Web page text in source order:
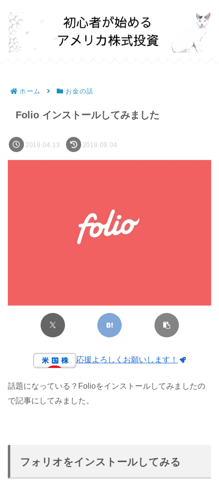
ホーム お金の話
Folio インストールしてみました
2019.04.13 2019.09.04
応援よろしくお願いします！
話題になっている？Folioをインストールしてみましたの
で記事にしてみました。
フォリオをインストールしてみる